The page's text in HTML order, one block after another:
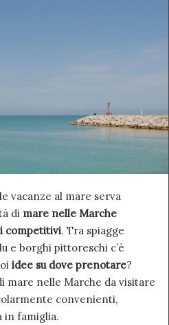
vacanze al mare serva
di mare nelle Marche
competitivi. Tra spiagge
e borghi pittoreschi c’è
idee su dove prenotare?
mare nelle Marche da visitare
convenienti,
in famiglia.